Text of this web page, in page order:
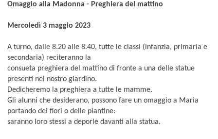
Omaggio alla Madonna - Preghiera del mattino
Mercoledì 3 maggio 2023
A turno, dalle 8.20 alle 8.40, tutte le classi (infanzia, primaria e
secondaria) reciteranno la
consueta preghiera del mattino di fronte a una delle statue
presenti nel nostro giardino.
Dedicheremo la preghiera a tutte le mamme.
Gli alunni che desiderano, possono fare un omaggio a Maria
portando dei fiori o delle piantine:
saranno loro stessi a deporle davanti alla statua.